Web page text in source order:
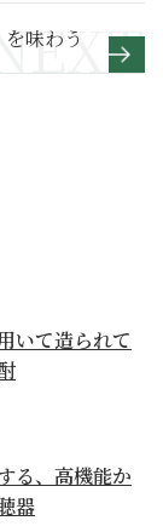
味わう
いて造られて
る、高機能か
器